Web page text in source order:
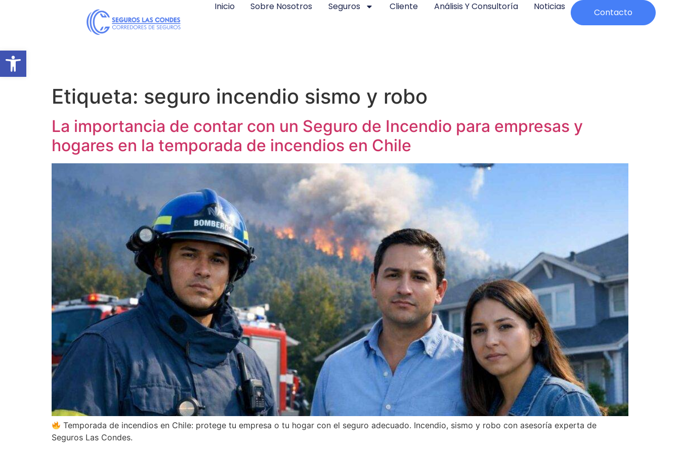
Abrir barra de herramientas
Inicio Sobre Nosotros Seguros Cliente Análisis Y Consultoría Noticias
Contacto
Etiqueta: seguro incendio sismo y robo
La importancia de contar con un Seguro de Incendio para empresas y
hogares en la temporada de incendios en Chile
Temporada de incendios en Chile: protege tu empresa o tu hogar con el seguro adecuado. Incendio, sismo y robo con asesoría experta de
Seguros Las Condes.